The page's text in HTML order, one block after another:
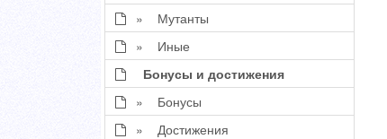
» Мутанты
» Иные
Бонусы и достижения
» Бонусы
» Достижения